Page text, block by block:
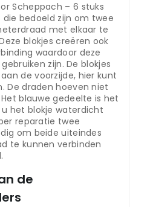
Scheppach – 6 stuks
die bedoeld zijn om twee
met elkaar te
blokjes creëren ook
waardoor deze
zijn. De blokjes
de voorzijde, hier kunt
De draden hoeven niet
blauwe gedeelte is het
het blokje waterdicht
reparatie twee
om beide uiteindes
te kunnen verbinden
de